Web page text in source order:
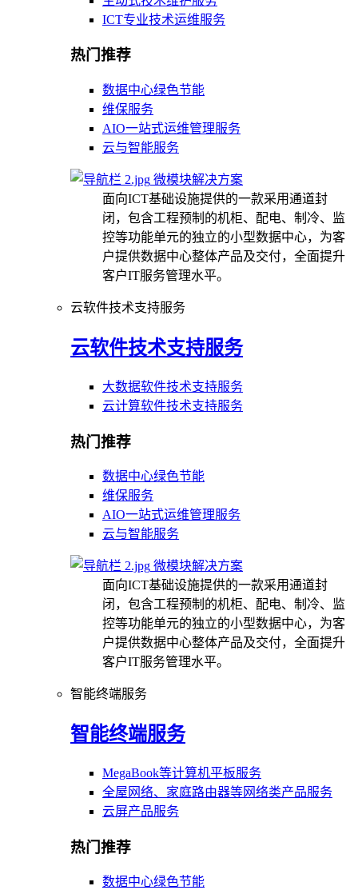
ICT专业技术运维服务
热门推荐
数据中心绿色节能
维保服务
AIO一站式运维管理服务
云与智能服务
微模块解决方案
面向ICT基础设施提供的一款采用通道封
闭，包含工程预制的机柜、配电、制冷、监
控等功能单元的独立的小型数据中心，为客
户提供数据中心整体产品及交付，全面提升
客户IT服务管理水平。
云软件技术支持服务
云软件技术支持服务
大数据软件技术支持服务
云计算软件技术支持服务
热门推荐
数据中心绿色节能
维保服务
AIO一站式运维管理服务
云与智能服务
微模块解决方案
面向ICT基础设施提供的一款采用通道封
闭，包含工程预制的机柜、配电、制冷、监
控等功能单元的独立的小型数据中心，为客
户提供数据中心整体产品及交付，全面提升
客户IT服务管理水平。
智能终端服务
智能终端服务
MegaBook等计算机平板服务
全屋网络、家庭路由器等网络类产品服务
云屏产品服务
热门推荐
数据中心绿色节能